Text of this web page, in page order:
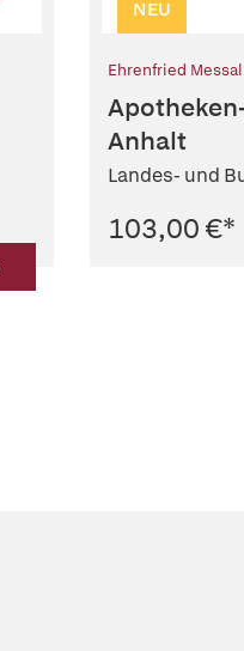
NEU
Ehrenfried
Anhalt
Landes- und
103,00 €*